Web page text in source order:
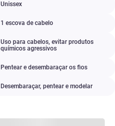
Unissex
1 escova de cabelo
Uso para cabelos, evitar produtos
químicos agressivos
Pentear e desembaraçar os fios
Desembaraçar, pentear e modelar